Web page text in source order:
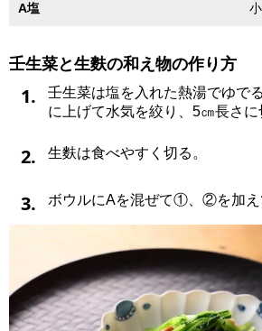
A塩
壬生菜と生麩の和え物の作り方
1.
壬生菜は塩を入れた熱湯でゆで
に上げて水気を絞り、5㎝長さに
2. 生麩は食べやすく切る。
3. ボウルにAを混ぜて①、②を加え